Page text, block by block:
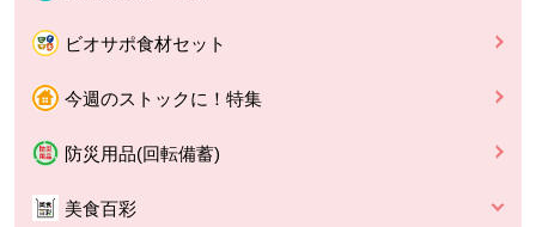
ビオサポ食材セット
今週のストックに！特集
防災用品(回転備蓄)
美食百彩